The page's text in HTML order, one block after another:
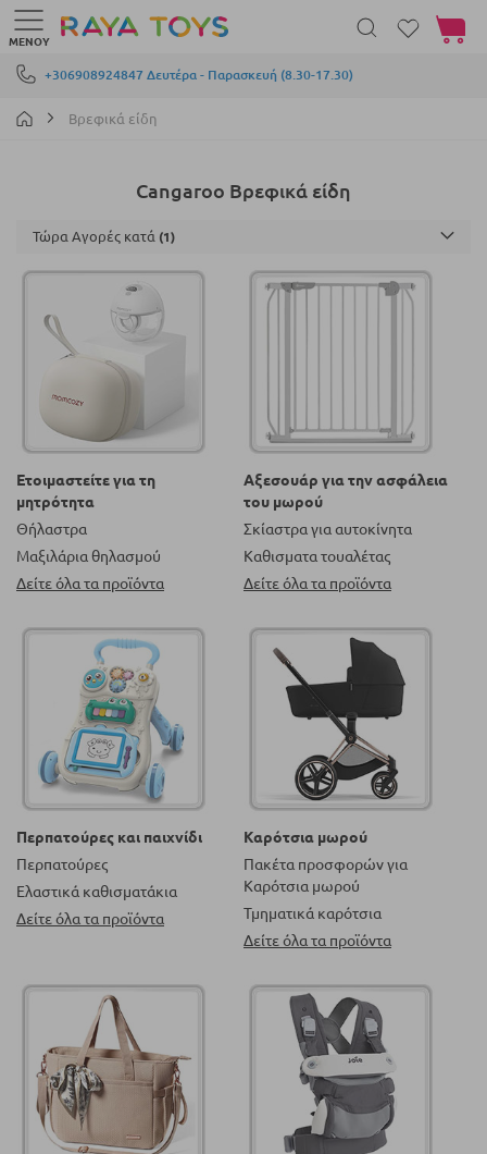
Μετάβαση στο περιεχόμενο
+306908924847 Δευτέρα - Παρασκευή (8.30-17.30)
ΜΕΝΟΎ
Το
Βρεφικά είδη
Cangaroo Βρεφικά είδη
Ετοιμαστείτε για τη
μητρότητα
Θήλαστρα
Μαξιλάρια θηλασμού
Δείτε όλα τα προϊόντα
Αξεσουάρ για την ασφάλεια
του μωρού
Σκίαστρα για αυτοκίνητα
Καθισματα τουαλέτας
Δείτε όλα τα προϊόντα
Περπατούρες και παιχνίδι
Περπατούρες
Ελαστικά καθισματάκια
Δείτε όλα τα προϊόντα
Καρότσια μωρού
Πακέτα προσφορών για
Καρότσια μωρού
Τμηματικά καρότσια
Δείτε όλα τα προϊόντα
Τώρα Αγορές κατά